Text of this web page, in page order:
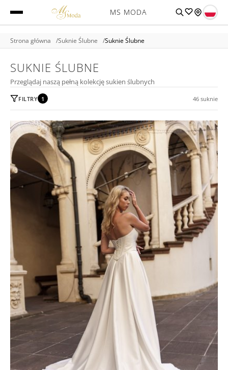
MS MODA
Strona główna Suknie Ślubne Suknie Ślubne
SUKNIE ŚLUBNE
Przeglądaj naszą pełną kolekcję sukien ślubnych
FILTRY 1 46 suknie